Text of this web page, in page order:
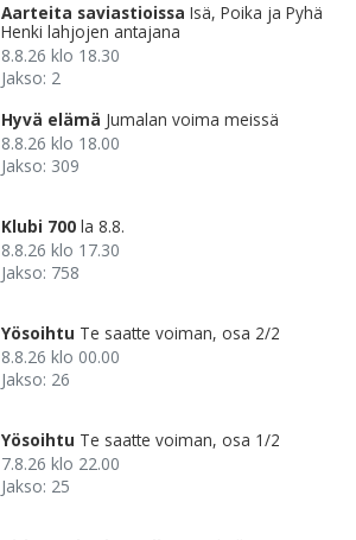
Aarteita saviastioissa Isä, Poika ja Pyhä
Henki lahjojen antajana
8.8.26 klo 18.30
Jakso: 2
Hyvä elämä Jumalan voima meissä
8.8.26 klo 18.00
Jakso: 309
Klubi 700 la 8.8.
8.8.26 klo 17.30
Jakso: 758
Yösoihtu Te saatte voiman, osa 2/2
8.8.26 klo 00.00
Jakso: 26
Yösoihtu Te saatte voiman, osa 1/2
7.8.26 klo 22.00
Jakso: 25